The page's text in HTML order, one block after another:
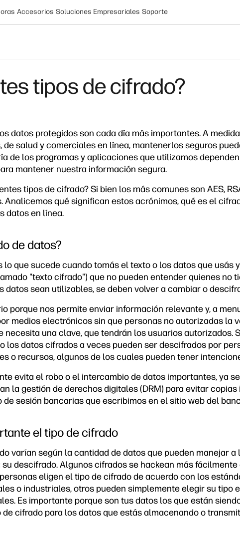
Accesorios Soluciones Empresariales Soporte
tipos de cifrado?
datos protegidos son cada día más importantes. A
de salud y comerciales en línea, mantenerlos seguros
de los programas y aplicaciones que utilizamos
mantener nuestra información segura.
tipos de cifrado? Si bien los más comunes son AES,
Analicemos qué significan estos acrónimos, qué es el
datos en línea.
de datos?
lo que sucede cuando tomás el texto o los datos que usás
"texto cifrado") que no pueden entender quienes no
datos sean utilizables, se deben volver a cambiar o
porque nos permite enviar información relevante y, a
medios electrónicos sin que personas no autorizadas la
necesita una clave, que tendrán los usuarios autorizados.
los datos cifrados a veces pueden ser descifrados por
o recursos, algunos de los cuales pueden tener
evita el robo o el intercambio de datos importantes, ya
la gestión de derechos digitales (DRM) para evitar copias
sesión bancarias que escribimos en el sitio web del
el tipo de cifrado
varían según la cantidad de datos que pueden manejar a
descifrado. Algunos cifrados se hackean más fácilmente
eligen el tipo de cifrado de acuerdo con los
o industriales, otros pueden simplemente elegir su tipo
Es importante porque son tus datos los que están
cifrado para los datos que estás almacenando o